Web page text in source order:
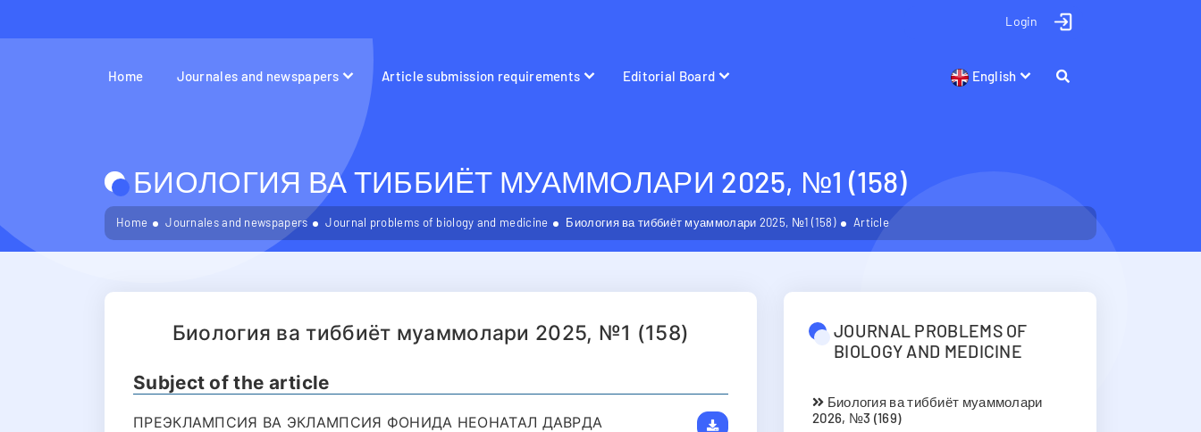
Login
Home Journales and newspapers Article submission requirements Editorial Board English
БИОЛОГИЯ ВА ТИББИЁТ МУАММОЛАРИ 2025, №1 (158)
Home Journales and newspapers Journal problems of biology and medicine Биология ва тиббиёт муаммолари 2025, №1 (158) Article
Биология ва тиббиёт муаммолари 2025, №1 (158)
Subject of the article
ПРЕЭКЛАМПСИЯ ВА ЭКЛАМПСИЯ ФОНИДА НЕОНАТАЛ ДАВРДА
JOURNAL PROBLEMS OF
BIOLOGY AND MEDICINE
Биология ва тиббиёт муаммолари
2026, №3 (169)